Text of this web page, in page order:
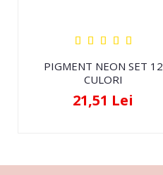
PIGMENT NEON SET 12
CULORI
21,51 Lei